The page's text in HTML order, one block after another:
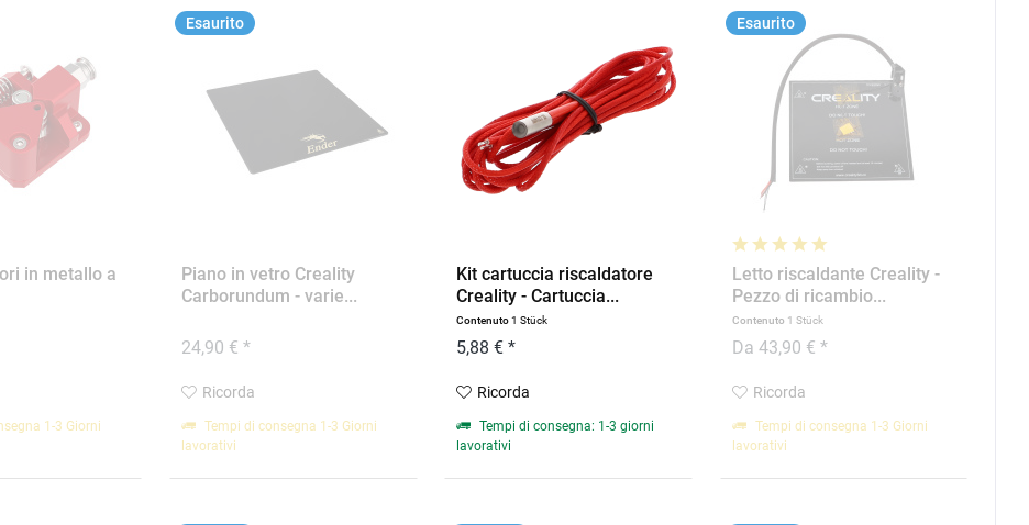
in metallo a
1-3 Giorni
Esaurito
Piano in vetro Creality
Carborundum - varie...
24,90 € *
Ricorda
Tempi di consegna 1-3 Giorni
lavorativi
Kit cartuccia riscaldatore
Creality - Cartuccia...
Contenuto1 Stück
5,88 € *
Ricorda
Tempi di consegna: 1-3 giorni
lavorativi
Esaurito
Letto riscaldante Creality -
Pezzo di ricambio...
Contenuto 1 Stück
Da 43,90 € *
Ricorda
Tempi di consegna 1-3 Giorni
lavorativi